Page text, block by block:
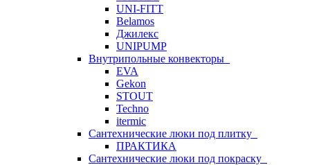
UNI-FITT
Belamos
Джилекс
UNIPUMP
Внутрипольные конвекторы
EVA
Gekon
STOUT
Techno
itermic
Сантехнические люки под плитку
ПРАКТИКА
Сантехнические люки под покраску